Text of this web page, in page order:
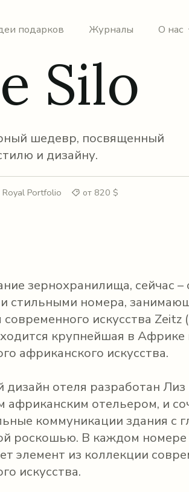
подарков Журналы О нас
Silo
шедевр, посвященный
и дизайну.
Royal Portfolio от 820 $
зернохранилища, сейчас –
стильными номера,
искусства Zeitz
крупнейшая в Африке
африканского искусства.
дизайн отеля разработан
африканским отельером, и
коммуникации здания с
роскошью. В каждом номере
элемент из коллекции
искусства.